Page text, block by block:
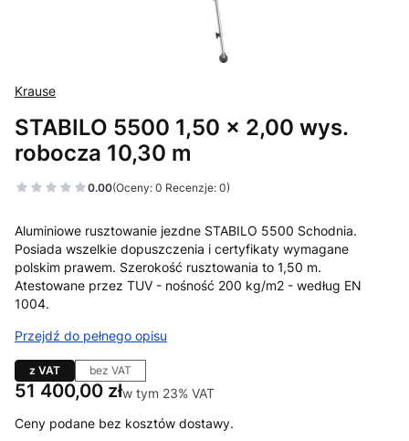
Krause
STABILO 5500 1,50 x 2,00 wys.
robocza 10,30 m
0.00(Oceny: 0 Recenzje: 0)
Aluminiowe rusztowanie jezdne STABILO 5500 Schodnia.
Posiada wszelkie dopuszczenia i certyfikaty wymagane
polskim prawem. Szerokość rusztowania to 1,50 m.
Atestowane przez TUV - nośność 200 kg/m2 - według EN
1004.
Przejdź do pełnego opisu
z VAT bez VAT
Cena
51 400,00 złw tym 23% VAT
w tym 23% VAT
Ceny podane bez kosztów dostawy.